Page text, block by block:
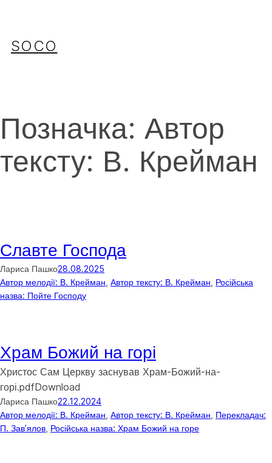
SOCO
Позначка: Автор
тексту: В. Крейман
Славте Господа
Лариса Пашко28.08.2025
Автор мелодії: В. Крейман Автор тексту: В. Крейман Російська
назва: Пойте Господу
Храм Божий на горі
Христос Сам Церкву заснував Храм-Божий-на-
горі.pdfDownload
Лариса Пашко22.12.2024
Автор мелодії: В. Крейман Автор тексту: В. Крейман Перекладач:
П. Завʼялов Російська назва: Храм Божий на горе